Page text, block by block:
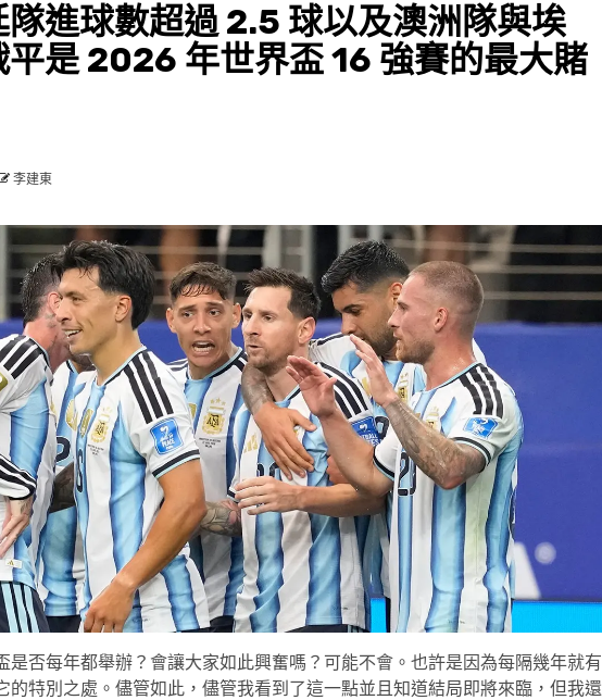
隊進球數超過 2.5 球以及澳洲隊與埃
平是 2026 年世界盃 16 強賽的最大賭
李建東
是否每年都舉辦？會讓大家如此興奮嗎？可能不會。也許是因為每隔幾年就有
的特別之處。儘管如此，儘管我看到了這一點並且知道結局即將來臨，但我還